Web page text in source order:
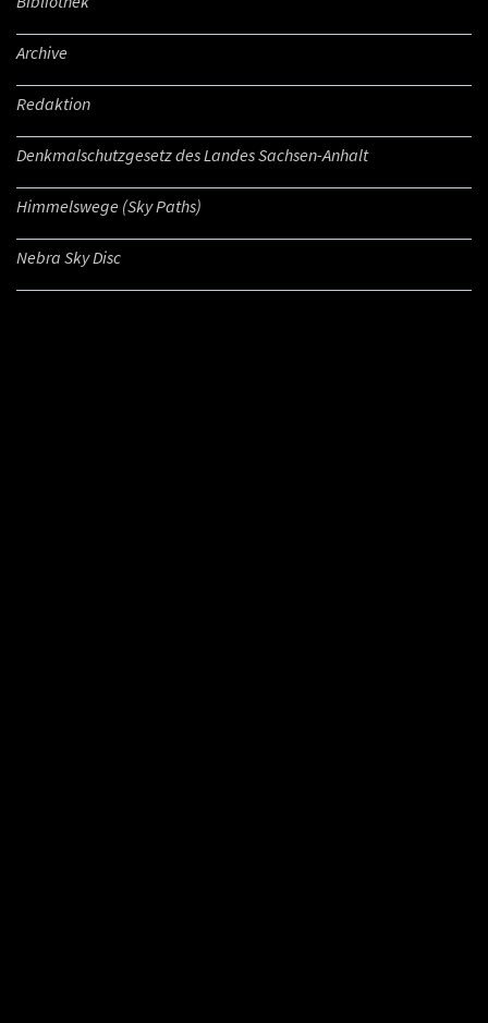
Archive
Redaktion
Denkmalschutzgesetz des Landes Sachsen-Anhalt
Himmelswege (Sky Paths)
Nebra Sky Disc